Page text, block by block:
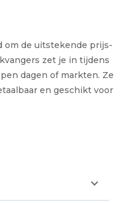
om de uitstekende prijs-
zet je in tijdens
dagen of markten. Ze
en geschikt voor
